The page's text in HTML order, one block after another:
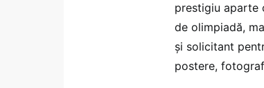
prestigiu aparte
de olimpiadă,
şi solicitant
postere,